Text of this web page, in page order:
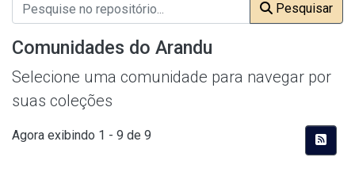
Pesquisar
Comunidades do Arandu
Selecione uma comunidade para navegar por
suas coleções
Agora exibindo 1 - 9 de 9